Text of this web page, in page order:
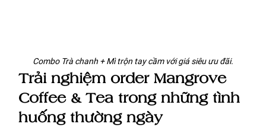
Combo Trà chanh + Mì trộn tay cầm với giá siêu ưu đãi.
Trải nghiệm order Mangrove
Coffee & Tea trong những tình
huống thường ngày